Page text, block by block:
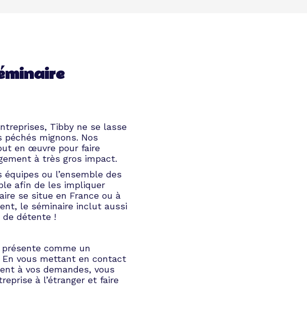
Tibby ne se lasse
péchés mignons. Nos
en œuvre pour faire
à très gros impact.
ou l’ensemble des
afin de les impliquer
se situe en France ou à
le séminaire inclut aussi
de détente !
présente comme un
vous mettant en contact
à vos demandes, vous
à l’étranger et faire